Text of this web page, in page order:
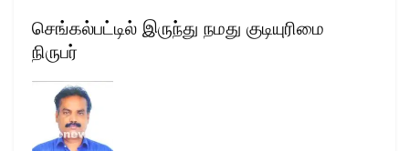
செங்கல்பட்டில் இருந்து நமது குடியுரிமை
நிருபர்